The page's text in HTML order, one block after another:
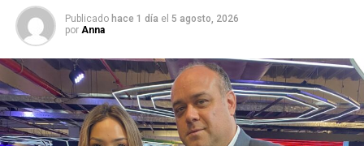
Publicado hace 1 día el 5 agosto, 2026
por Anna